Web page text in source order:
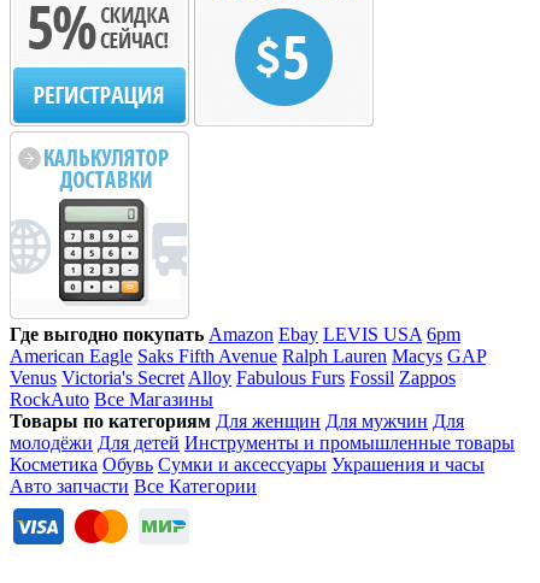
Где выгодно покупать Amazon Ebay LEVIS USA 6pm
American Eagle Saks Fifth Avenue Ralph Lauren Macys GAP
Venus Victoria's Secret Alloy Fabulous Furs Fossil Zappos
RockAuto Все Магазины
Товары по категориям Для женщин Для мужчин Для
молодёжи Для детей Инструменты и промышленные товары
Косметика Обувь Сумки и аксессуары Украшения и часы
Авто запчасти Все Категории